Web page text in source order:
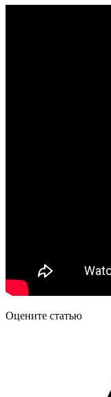
Оцените статью